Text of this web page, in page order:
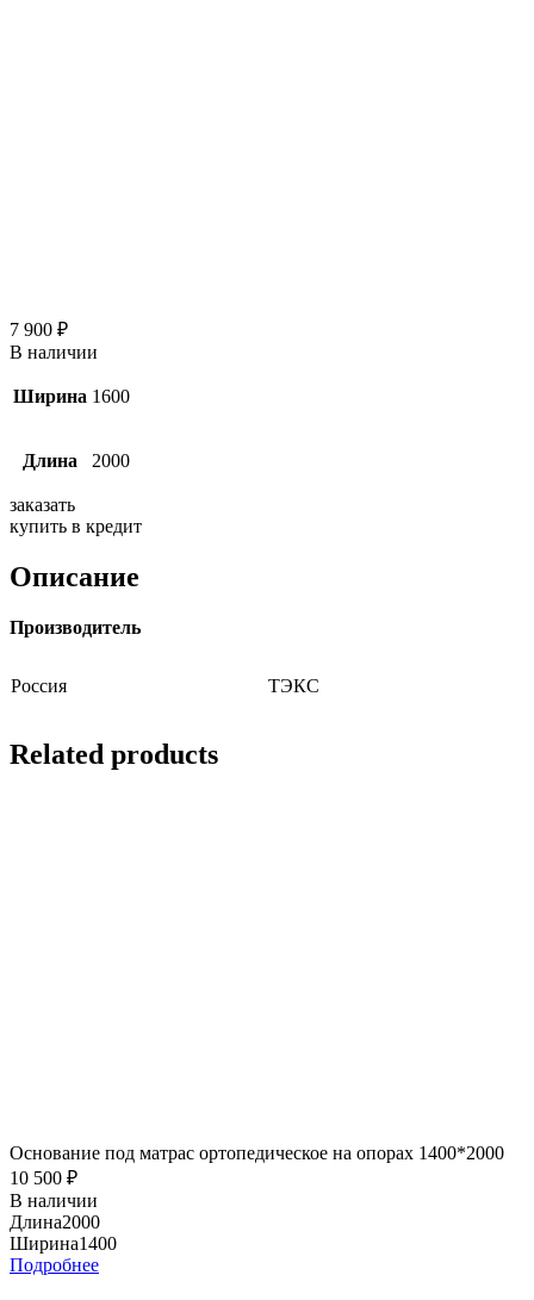
7 900 ₽
В наличии
Ширина 1600
Длина 2000
заказать
купить в кредит
Описание
Производитель
Россия ТЭКС
Related products
Основание под матрас ортопедическое на опорах 1400*2000
10 500 ₽
В наличии
Длина2000
Ширина1400
Подробнее